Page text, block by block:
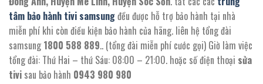
tâm bảo hành tivi samsungđều được hỗ trợ bảo hành tại nhà
miễn phí khi còn điều kiện bảo hành của hãng. liên hệ tổng đài
samsung 1800 588 889.. (tổng đài miễn phí cước gọi) Giờ làm việc
tổng đài: Thứ Hai – thứ Sáu: 08:00 – 21:00. hoặc số điện thoại sửa
tivi sau bảo hành 0943 980 980